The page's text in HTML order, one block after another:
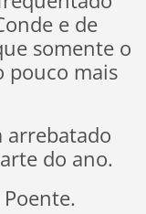
e de
somente o
pouco mais
do ano.